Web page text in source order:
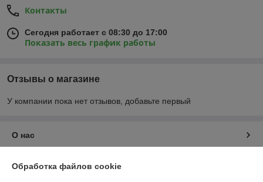
Контакты
Сегодня работает с 08:30 до 17:00
Показать весь график работы
Отзывы о магазине
У компании пока нет отзывов, добавьте первый
О нас
Контакты
Обработка файлов cookie